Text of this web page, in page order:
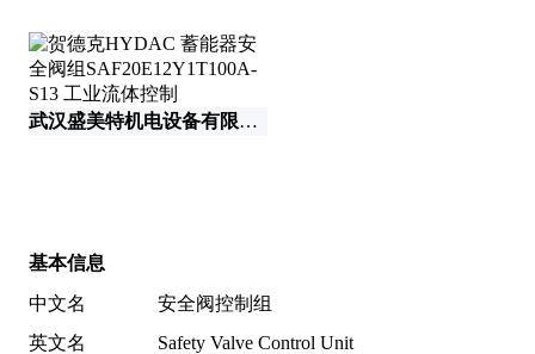
武汉盛美特机电设备有限公司
基本信息
中文名
安全阀控制组
英文名
Safety Valve Control Unit